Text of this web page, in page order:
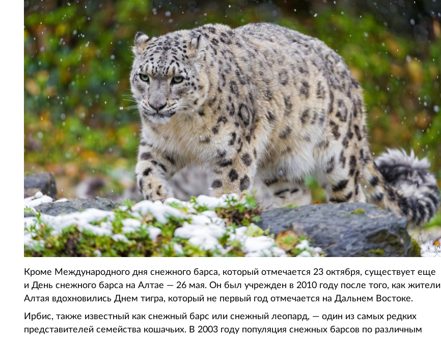
Кроме Международного дня снежного барса, который отмечается 23 октября, существует еще
и День снежного барса на Алтае — 26 мая. Он был учрежден в 2010 году после того, как жители
Алтая вдохновились Днем тигра, который не первый год отмечается на Дальнем Востоке.
Ирбис, также известный как снежный барс или снежный леопард, — один из самых редких
представителей семейства кошачьих. В 2003 году популяция снежных барсов по различным